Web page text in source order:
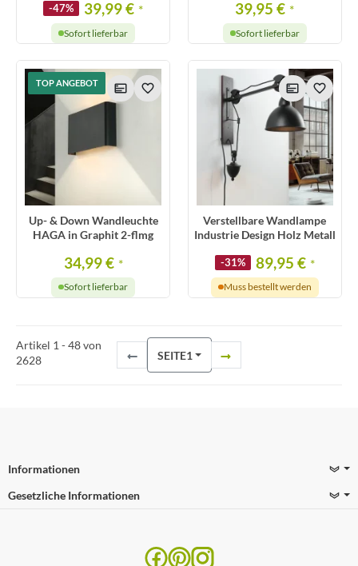
-47% 39,99 € *
Sofort lieferbar
39,95 € *
Sofort lieferbar
TOP ANGEBOT
Up- & Down Wandleuchte
HAGA in Graphit 2-flmg
34,99 € *
Sofort lieferbar
Verstellbare Wandlampe
Industrie Design Holz Metall
-31% 89,95 € *
Muss bestellt werden
Artikel 1 - 48 von
2628
SEITE1
Informationen
Gesetzliche Informationen